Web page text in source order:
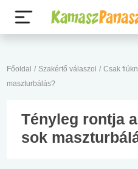
Főoldal / Szakértő válaszol / Csak
maszturbálás?
Tényleg rontja
sok